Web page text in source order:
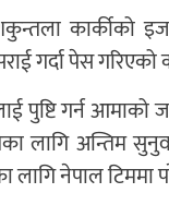
कार्कीको
गर्दा पेस गरिएको
पुष्टि गर्न
अन्तिम
नेपाल टिममा